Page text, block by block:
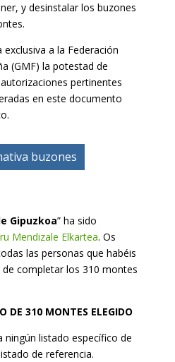
y desinstalar los buzones
a la Federación
(GMF) la potestad de
pertinentes
en este documento
buzones
Gipuzkoa” ha sido
Mendizale Elkartea. Os
las personas que habéis
completar los 310 montes
DE 310 MONTES ELEGIDO
ningún listado específico de
de referencia.